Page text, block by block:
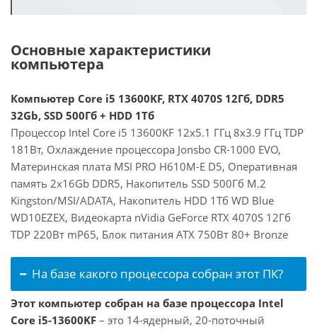
Основные характеристики
компьютера
Компьютер Core i5 13600KF, RTX 4070S 12Гб, DDR5
32Gb, SSD 500Гб + HDD 1Тб
Процессор Intel Core i5 13600KF 12x5.1 ГГц 8x3.9 ГГц TDP
181Вт, Охлаждение процессора Jonsbo CR-1000 EVO,
Материнская плата MSI PRO H610M-E D5, Оперативная
память 2x16Gb DDR5, Накопитель SSD 500Гб M.2
Kingston/MSI/ADATA, Накопитель HDD 1Тб WD Blue
WD10EZEX, Видеокарта nVidia GeForce RTX 4070S 12Гб
TDP 220Вт mP65, Блок питания ATX 750Вт 80+ Bronze
На базе какого процессора собран этот ПК?
Этот компьютер собран на базе процессора Intel
Core i5-13600KF – это 14-ядерный, 20-поточный